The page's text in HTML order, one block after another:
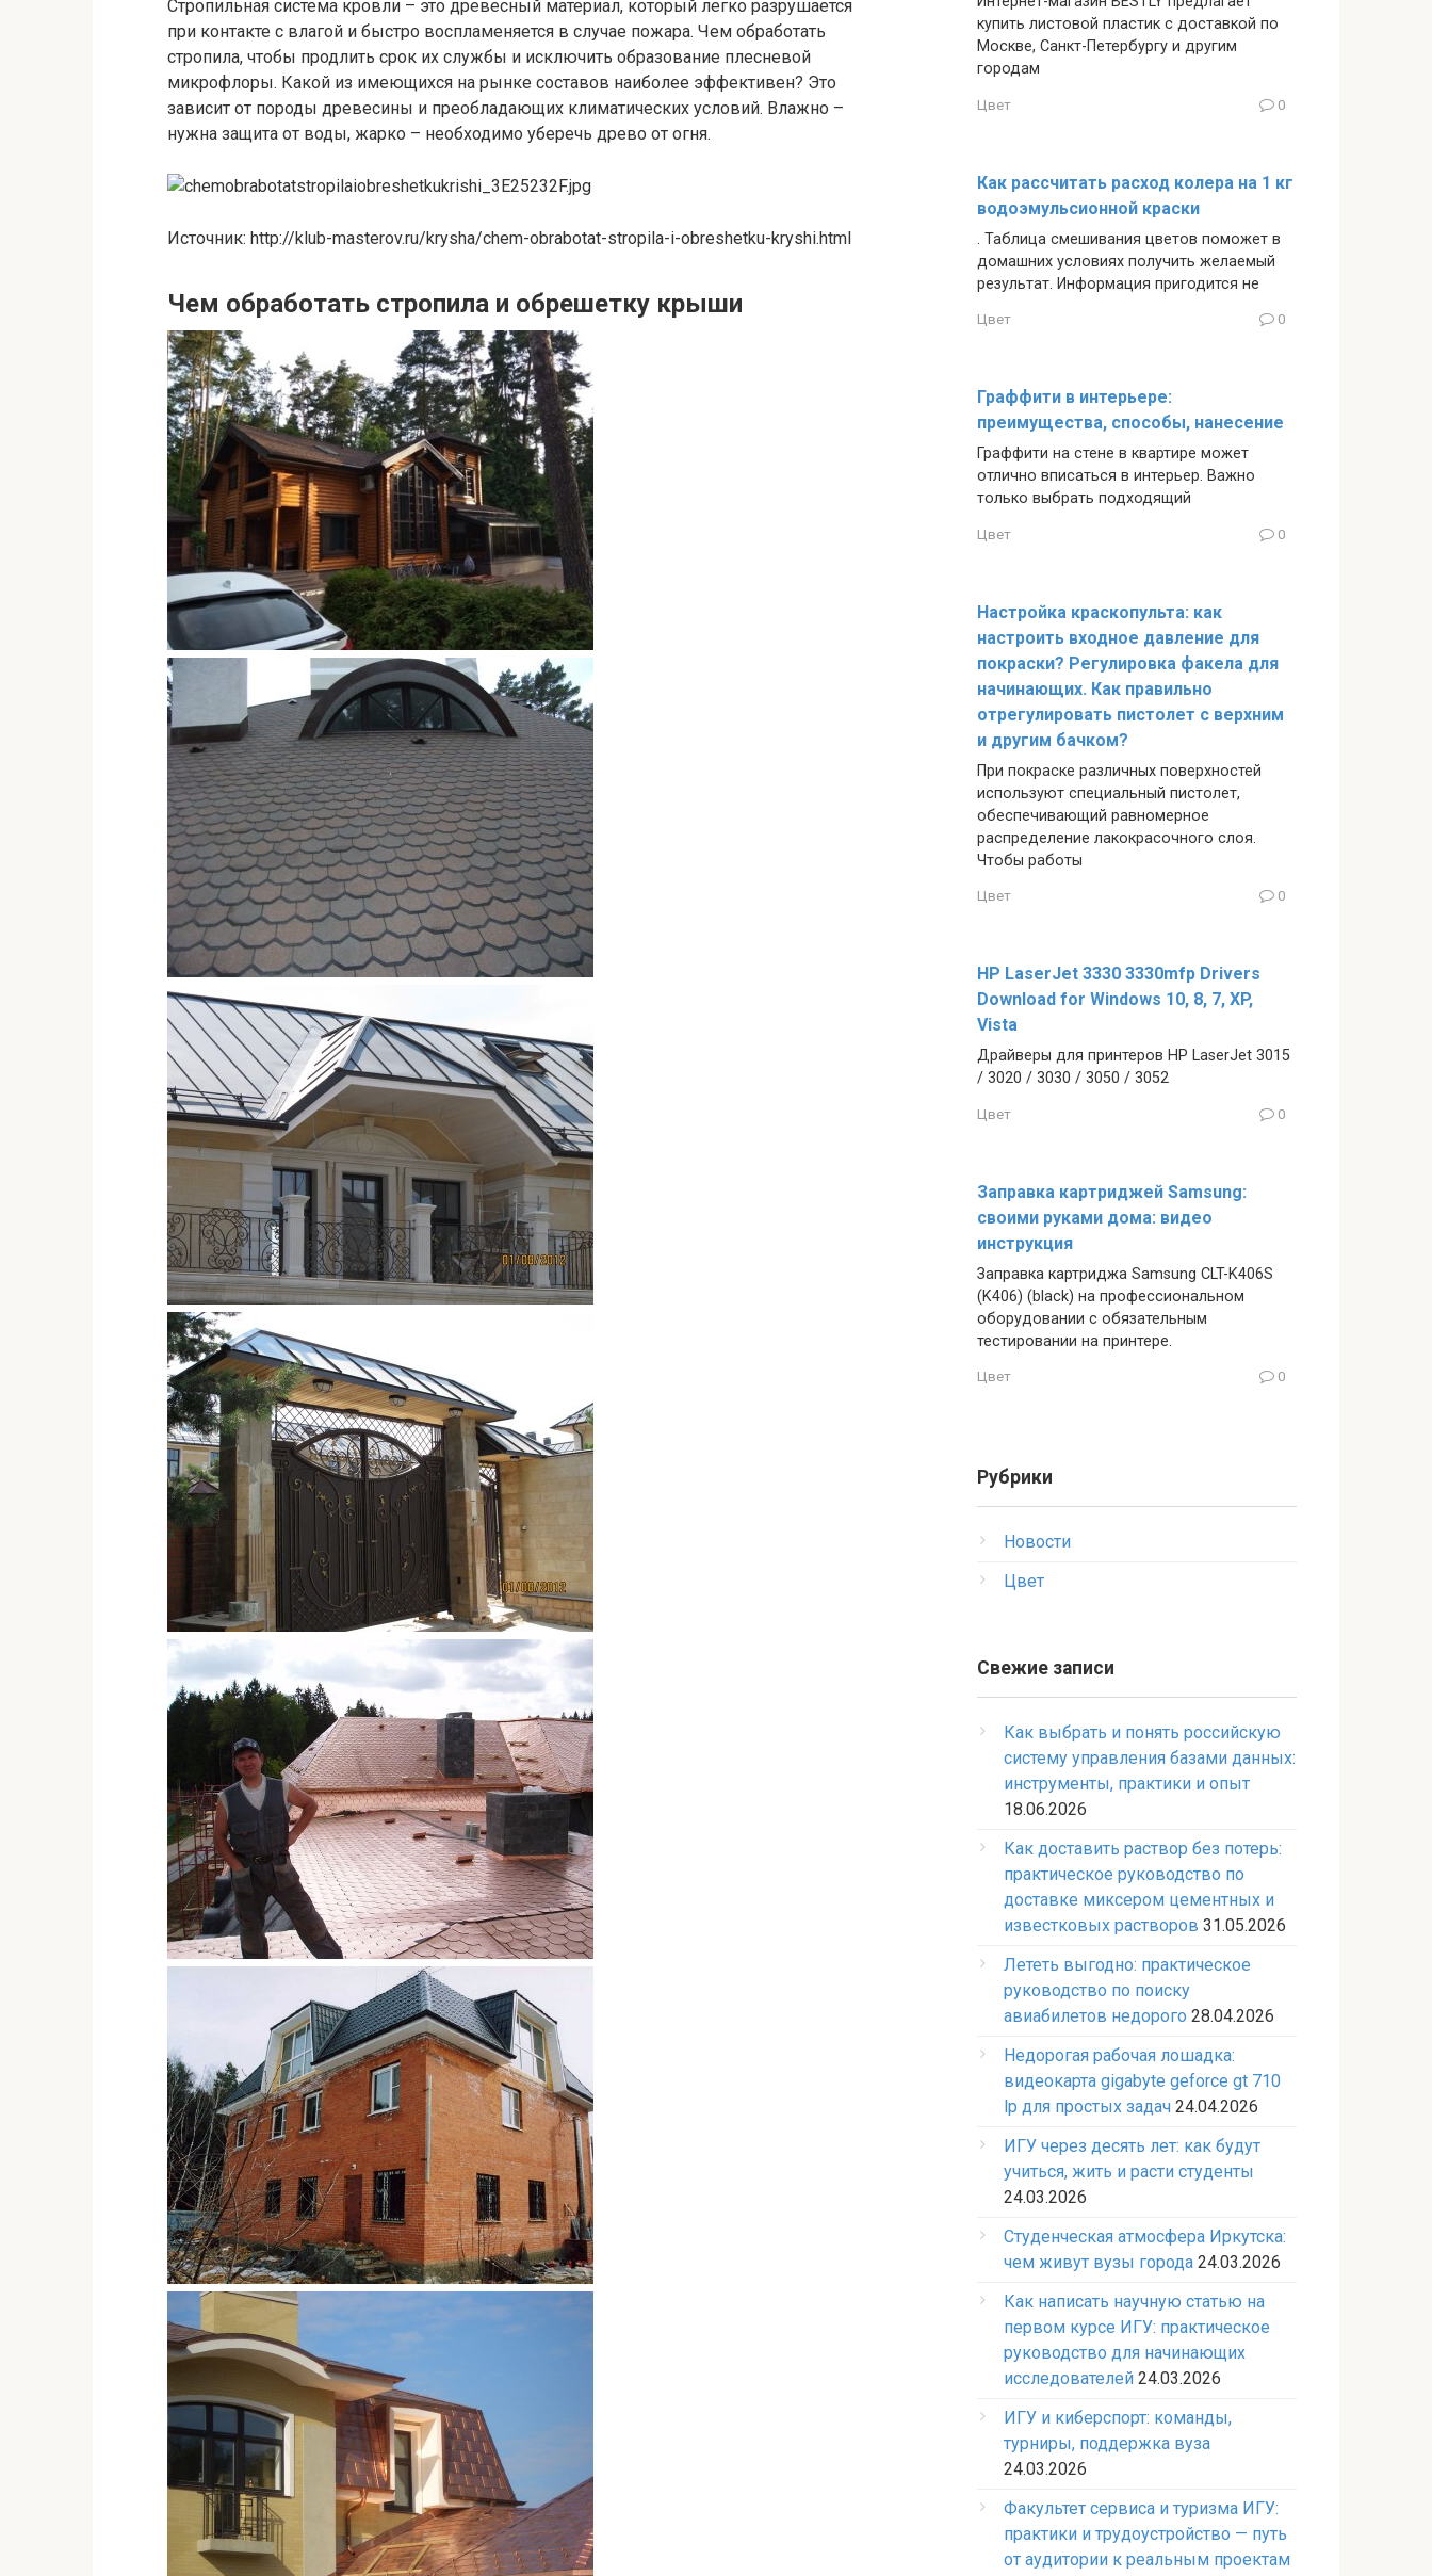
Стропильная система кровли – это древесный материал, который легко разрушается
при контакте с влагой и быстро воспламеняется в случае пожара. Чем обработать
стропила, чтобы продлить срок их службы и исключить образование плесневой
микрофлоры. Какой из имеющихся на рынке составов наиболее эффективен? Это
зависит от породы древесины и преобладающих климатических условий. Влажно –
нужна защита от воды, жарко – необходимо уберечь древо от огня.
Источник: http://klub-masterov.ru/krysha/chem-obrabotat-stropila-i-obreshetku-kryshi.html
Чем обработать стропила и обрешетку крыши
купить листовой пластик с доставкой по
Москве, Санкт-Петербургу и другим
городам
Цвет 0
Как рассчитать расход колера на 1 кг
водоэмульсионной краски
. Таблица смешивания цветов поможет в
домашних условиях получить желаемый
результат. Информация пригодится не
Цвет 0
Граффити в интерьере:
преимущества, способы, нанесение
Граффити на стене в квартире может
отлично вписаться в интерьер. Важно
только выбрать подходящий
Цвет 0
Настройка краскопульта: как
настроить входное давление для
покраски? Регулировка факела для
начинающих. Как правильно
отрегулировать пистолет с верхним
и другим бачком?
При покраске различных поверхностей
используют специальный пистолет,
обеспечивающий равномерное
распределение лакокрасочного слоя.
Чтобы работы
Цвет 0
HP LaserJet 3330 3330mfp Drivers
Download for Windows 10, 8, 7, XP,
Vista
Драйверы для принтеров HP LaserJet 3015
/ 3020 / 3030 / 3050 / 3052
Цвет 0
Заправка картриджей Samsung:
своими руками дома: видео
инструкция
Заправка картриджа Samsung CLT-K406S
(K406) (black) на профессиональном
оборудовании с обязательным
тестировании на принтере.
Цвет 0
Рубрики
Новости
Цвет
Свежие записи
Как выбрать и понять российскую
систему управления базами данных:
инструменты, практики и опыт
18.06.2026
Как доставить раствор без потерь:
практическое руководство по
доставке миксером цементных и
известковых растворов 31.05.2026
Лететь выгодно: практическое
руководство по поиску
авиабилетов недорого 28.04.2026
Недорогая рабочая лошадка:
видеокарта gigabyte geforce gt 710
lp для простых задач 24.04.2026
ИГУ через десять лет: как будут
учиться, жить и расти студенты
24.03.2026
Студенческая атмосфера Иркутска:
чем живут вузы города 24.03.2026
Как написать научную статью на
первом курсе ИГУ: практическое
руководство для начинающих
исследователей 24.03.2026
ИГУ и киберспорт: команды,
турниры, поддержка вуза
24.03.2026
Факультет сервиса и туризма ИГУ:
практики и трудоустройство — путь
от аудитории к реальным проектам